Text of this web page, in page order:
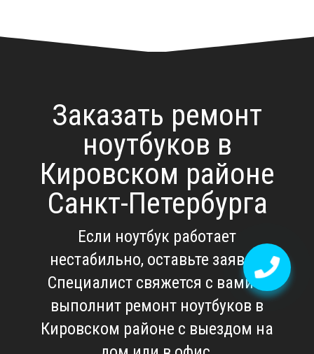
Заказать ремонт
ноутбуков в
Кировском районе
Санкт-Петербурга
Если ноутбук работает
нестабильно, оставьте заявку.
Специалист свяжется с вами и
выполнит ремонт ноутбуков в
Кировском районе с выездом на